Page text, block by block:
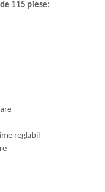
115 piese:
reglabil